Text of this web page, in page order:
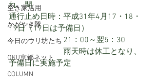
空き家活用
かがやき隊
今日のウリ坊たち
OKU京都ネット
COLUMN
れ　間
通行止め日時：平成31年4月17・18・
19日（19日は予備日）
21：00～翌5：30
雨天時は休工となり、
予備日に実施予定